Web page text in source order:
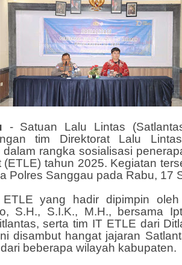
- Satuan Lalu Lintas
tim Direktorat Lalu
rangka sosialisasi
(ETLE) tahun 2025. Kegiatan
Polres Sanggau pada Rabu, 17
ETLE yang hadir dipimpin
S.H., S.I.K., M.H., bersama
serta tim IT ETLE dari
disambut hangat jajaran
beberapa wilayah kabupaten.